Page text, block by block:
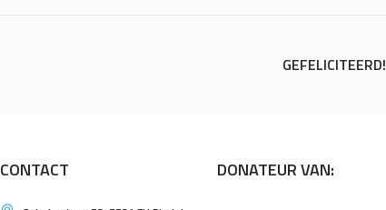
GEFELICITEERD!
CONTACT DONATEUR VAN: